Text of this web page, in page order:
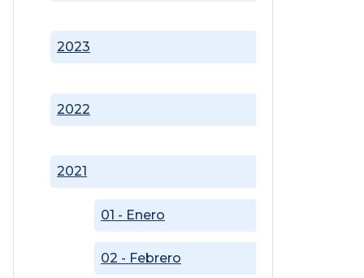
2021
01 - Enero
02 - Febrero
2022
2023